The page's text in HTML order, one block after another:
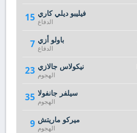
15 فيليبو ديلي كاري
الدفاع
7 باولو أزي
الدفاع
23 نيكولاس جالازي
الهجوم
35 سيلفر جانفولا
الهجوم
9 ميركو ماريتش
الهجوم